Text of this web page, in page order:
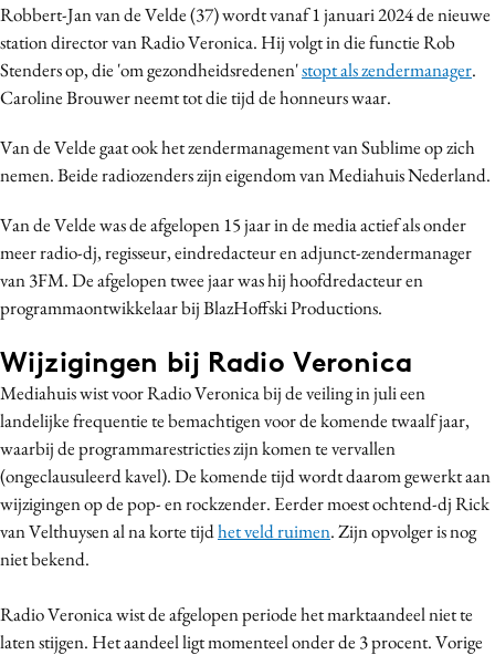
Topics
Artificial Intelligence
Bureaus
Carriere
Craft
Customer Experience
Data & Insights
Digital transformation
Diversiteit
Effectiviteit
Gedragsverandering
Influencer marketing
Interne communicatie
Martech
Merkstrategie
Robbert-Jan van de Velde (37) wordt vanaf 1 januari 2024 de nieuwe
station director van Radio Veronica. Hij volgt in die functie Rob
Stenders op, die 'om gezondheidsredenen'stopt als zendermanager.
Caroline Brouwer neemt tot die tijd de honneurs waar.
Van de Velde gaat ook het zendermanagement van Sublime op zich
nemen. Beide radiozenders zijn eigendom van Mediahuis Nederland.
Van de Velde was de afgelopen 15 jaar in de media actief als onder
meer radio-dj, regisseur, eindredacteur en adjunct-zendermanager
van 3FM. De afgelopen twee jaar was hij hoofdredacteur en
programmaontwikkelaar bij BlazHoffski Productions.
Wijzigingen bij Radio Veronica
Mediahuis wist voor Radio Veronica bij de veiling in juli een
landelijke frequentie te bemachtigen voor de komende twaalf jaar,
waarbij de programmarestricties zijn komen te vervallen
(ongeclausuleerd kavel). De komende tijd wordt daarom gewerkt aan
wijzigingen op de pop- en rockzender. Eerder moest ochtend-dj Rick
van Velthuysen al na korte tijdhet veld ruimen. Zijn opvolger is nog
niet bekend.
Radio Veronica wist de afgelopen periode het marktaandeel niet te
laten stijgen. Het aandeel ligt momenteel onder de 3 procent. Vorige